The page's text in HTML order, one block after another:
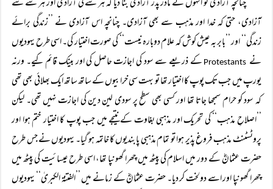
چنانچہ آزادی کو انہوں نے مادر پدر آزادی بنا دیا کہ ہر شے کی آزادی اور ہر شے سے
آزادی، حتیٰ کہ خدا اور مذہب سے بھی آزادی۔ چنانچہ اس آزادی نے ’’زندگی برائے
زندگی‘‘ اور ’’بابر بہ عیش کوش کہ علام دوبارہ نیست‘‘ کی صورت اختیار کی۔ اسی طرح یہودیوں
نے
کے ذریعے سے سود کی اجازت حاصل کی اور بینک قائم کیے۔ ورنہ
یورپ میں جب تک پوپ کا اختیار تھا تو بہت سی خرابیوں کے ساتھ ساتھ ایک بھلائی بھی تھی
کہ سود کو حرام سمجھا جاتا تھا اور کسی بھی سطح پر سودی لین دین کی اجازت نہیں تھی۔ لیکن
’’اصلاحِ مذہب‘‘ کی تحریک اور مذہبی بغاوت کے نتیجے میں جب پوپ کا اختیار ختم ہوا اور
پروٹسٹنٹ مذہب فروغ پذیر ہوا تو تمام مذہبی پابندیوں کا خاتمہ ہو گیا۔ یہودیوں نے جس طرح
حضرت عثمانؓ کے دور میں اسلام کی پیٹھ میں چھرا گھونپا تھا، اسی طرح عیسائیت کی پیٹھ میں
چھرا گھونپا اور اسے دولخت کر دیا۔ حضرت عثمانؓ کے زمانے میں ’’الفتنۃ الکبریٰ‘‘ یہودیوں